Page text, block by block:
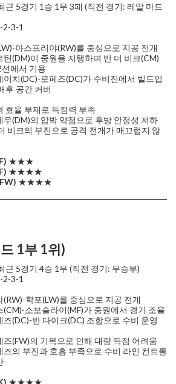
근 5경기 1승 1무 3패 (직전 경기: 레알 마드
2-3-1
아스프리야(RW)를 중심으로 지공 전개
틴(DM)이 중원을 지탱하며 반 더 비크(CM)
선에서 기용
이치(DC)-로페즈(DC)가 수비진에서 빌드업
후 공간 커버
효율 부재로 득점력 부족
우(DM)의 압박 약점으로 후방 안정성 저하
비크의 부진으로 공격 전개가 매끄럽지 않
★★★
★★★★
★★★★
1부 1위)
근 5경기 4승 1무 (직전 경기: 무승부)
2-3-1
(RW)-학포(LW)를 중심으로 지공 전개
(CM)-소보슬라이(MF)가 중원에서 경기 조율
즈(DC)-반 다이크(DC) 조합으로 수비 운영
즈(FW)의 기복으로 인해 대량 득점 어려움
즈의 부진과 호흡 부족으로 수비 라인 컨트롤
★★★★